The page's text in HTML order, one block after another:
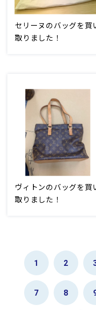
セリーヌのバッグを買
取りました！
ヴィトンのバッグを買
取りました！
1 2
7 8